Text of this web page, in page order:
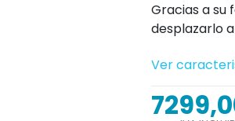
Gracias a
desplazarlo
Ver